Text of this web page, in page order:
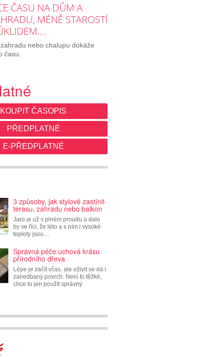
ČASU NA DŮM A
MÉNĚ STAROSTÍ
nebo chalupu dokáže
času.
KOUPIT ČASOPIS
PŘEDPLATNÉ
E-PŘEDPLATNÉ
3 způsoby, jak stylově zastínit
terasu, zahradu nebo balkon
Jaro je už v plném proudu a dalo
by se říci, že léto a s ním i vysoké
teploty jsou…
Správná péče uchová krásu
přírodního dřeva
Lépe je začít včas, ale oživit se dá i
zanedbaný povrch. Není to těžké,
chce to jen použít správný